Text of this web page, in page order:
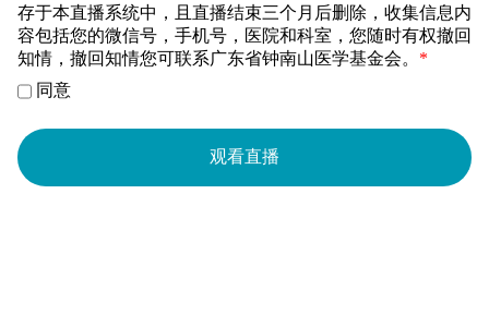
存于本直播系统中，且直播结束三个月后删除，收集信息内
容包括您的微信号，手机号，医院和科室，您随时有权撤回
知情，撤回知情您可联系广东省钟南山医学基金会。 *
同意
观看直播